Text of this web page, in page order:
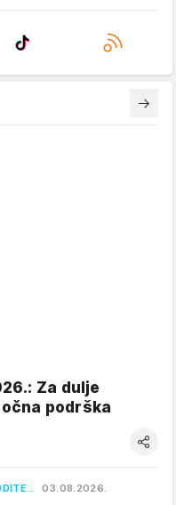
Za dulje
podrška
03.08.2026.